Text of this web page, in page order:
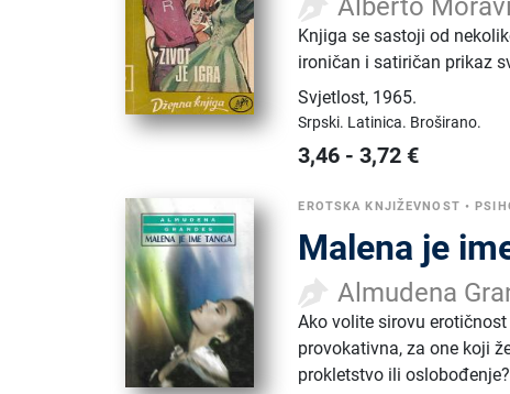
Alberto
Knjiga se sastoji od
ironičan i satiričan prikaz
Svjetlost, 1965.
Srpski. Latinica. Broširano.
3,46 -3,72 €
EROTSKA KNJIŽEVNOST •
Malena je
Almudena
Ako volite sirovu
provokativna, za one koji
prokletstvo ili oslobođenje?